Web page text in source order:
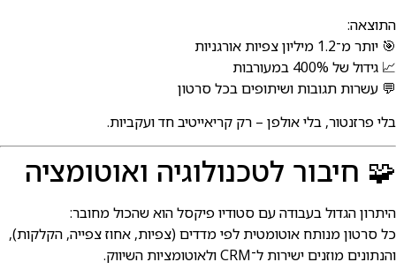
התוצאה:
🎯 יותר מ־1.2 מיליון צפיות אורגניות
📈 גידול של 400% במעורבות
💬 עשרות תגובות ושיתופים בכל סרטון
בלי פרזנטור, בלי אולפן – רק קריאייטיב חד ועקביות.
🧩 חיבור לטכנולוגיה ואוטומציה
היתרון הגדול בעבודה עם סטודיו פיקסל הוא שהכול מחובר:
כל סרטון מנותח אוטומטית לפי מדדים (צפיות, אחוז צפייה, הקלקות),
והנתונים מוזנים ישירות ל־CRM ולאוטומציות השיווק.